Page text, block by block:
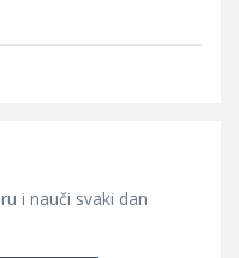
i nauči svaki dan